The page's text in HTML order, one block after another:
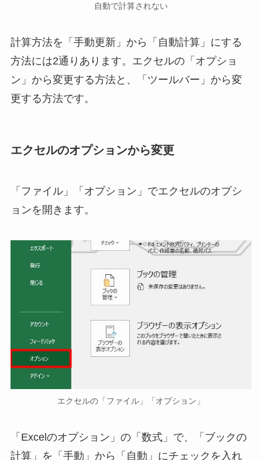
自動で計算されない
計算方法を「手動更新」から「自動計算」にする
方法には2通りあります。エクセルの「オプショ
ン」から変更する方法と、「ツールバー」から変
更する方法です。
エクセルのオプションから変更
「ファイル」「オプション」でエクセルのオプシ
ョンを開きます。
エクセルの「ファイル」「オプション」
「Excelのオプション」の「数式」で、「ブックの
計算」を「手動」から「自動」にチェックを入れ